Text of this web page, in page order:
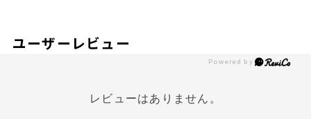
ユーザーレビュー
レビューはありません。